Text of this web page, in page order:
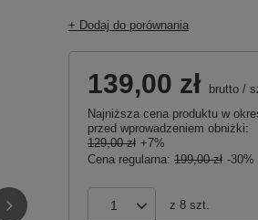
+ Dodaj do porównania
139,00 zł brutto /
Najniższa cena produktu w
przed wprowadzeniem obniżki:
129,00 zł +7%
Cena regularna: 199,00 zł -30%
z 8 szt.